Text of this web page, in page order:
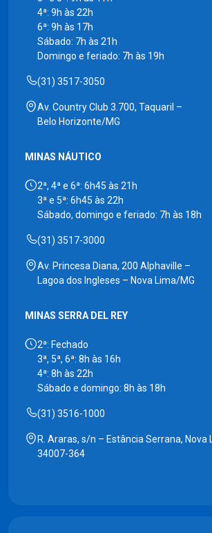
4ª: 9h às 22h
6ª: 9h às 17h
Sábado: 7h às 21h
Domingo e feriado: 7h às 19h
(31) 3517-3050
Av. Country Club 3.700, Taquaril –
Belo Horizonte/MG
MINAS NÁUTICO
2ª, 4ª e 6ª: 6h45 às 21h
3ª e 5ª: 6h45 às 22h
Sábado, domingo e feriado: 7h às 18h
(31) 3517-3000
Av. Princesa Diana, 200 Alphaville –
Lagoa dos Ingleses – Nova Lima/MG
MINAS SERRA DEL REY
2ª: Fechado
3ª, 5ª, 6ª: 8h às 16h
4ª: 8h às 22h
Sábado e domingo: 8h às 18h
(31) 3516-1000
R. Araras, s/n – Estância Serrana, Nova
34007-364